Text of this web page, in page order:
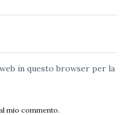
in questo browser per la
mio commento.